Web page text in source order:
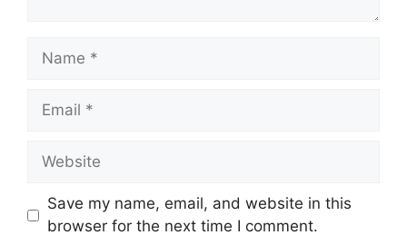
Name
Email
Website
Save my name, email, and website in this
browser for the next time I comment.